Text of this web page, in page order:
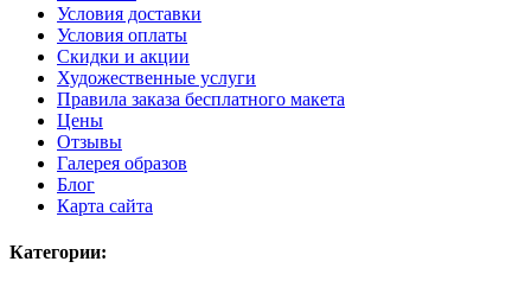
Условия доставки
Условия оплаты
Скидки и акции
Художественные услуги
Правила заказа бесплатного макета
Цены
Отзывы
Галерея образов
Блог
Карта сайта
Категории: